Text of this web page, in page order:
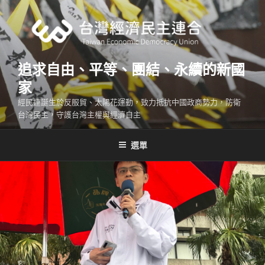
跳
至
主
內
容
追求自由、平等、團結、永續的新國
家
經民連誕生於反服貿、太陽花運動，致力抵抗中國政商勢力，防衛
台灣民主，守護台灣主權與經濟自主
選單